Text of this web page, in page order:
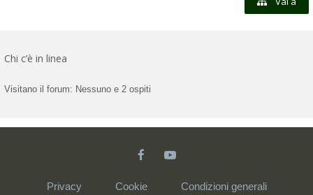
Chi c’è in linea
Visitano il forum: Nessuno e 2 ospiti
Privacy Cookie Condizioni generali